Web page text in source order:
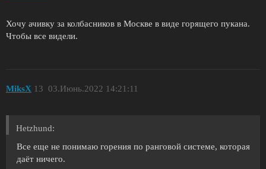
Хочу ачивку за колбасников в Москве в виде горящего пукана.
Чтобы все видели.
MiksX 03.Июнь.2022 14:21:11
13
Hetzhund:
Все еще не понимаю горения по ранговой системе, которая
даёт ничего.